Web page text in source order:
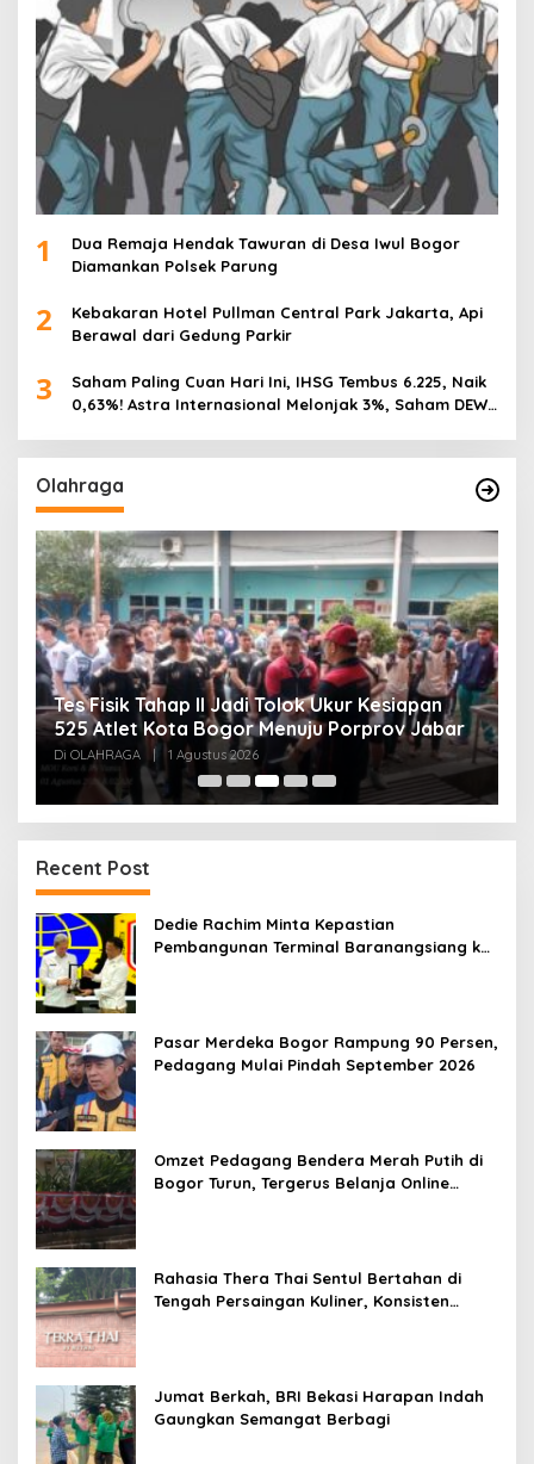
1
Dua Remaja Hendak Tawuran di Desa Iwul Bogor
Diamankan Polsek Parung
2
Kebakaran Hotel Pullman Central Park Jakarta, Api
Berawal dari Gedung Parkir
3
Saham Paling Cuan Hari Ini, IHSG Tembus 6.225, Naik
0,63%! Astra Internasional Melonjak 3%, Saham DEWA
Olahraga
Tes Fisik Tahap II Jadi Tolok Ukur Kesiapan
525 Atlet Kota Bogor Menuju Porprov Jabar
Di OLAHRAGA | 1 Agustus 2026
Recent Post
Dedie Rachim Minta Kepastian
Pembangunan Terminal Baranangsiang ke
Pasar Merdeka Bogor Rampung 90 Persen,
Pedagang Mulai Pindah September 2026
Omzet Pedagang Bendera Merah Putih di
Bogor Turun, Tergerus Belanja Online
Rahasia Thera Thai Sentul Bertahan di
Tengah Persaingan Kuliner, Konsisten
Jumat Berkah, BRI Bekasi Harapan Indah
Gaungkan Semangat Berbagi